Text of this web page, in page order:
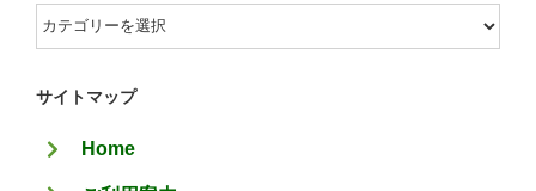
カ
テ
ゴ
ー
サイトマップ
Home